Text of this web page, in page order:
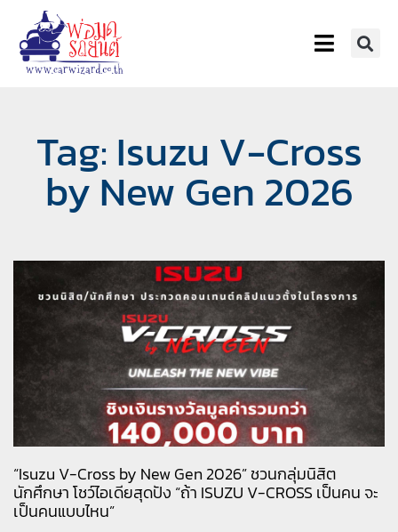
Tag: Isuzu V-Cross
by New Gen 2026
“Isuzu V-Cross by New Gen 2026” ชวนกลุ่มนิสิต
นักศึกษา โชว์ไอเดียสุดปัง “ถ้า ISUZU V-CROSS เป็นคน จะ
เป็นคนแบบไหน”